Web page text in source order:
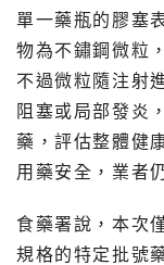
單一藥瓶的膠塞
物為不鏽鋼微粒
不過微粒隨注射
阻塞或局部發炎
藥，評估整體健
用藥安全，業者
食藥署說，本次
規格的特定批號